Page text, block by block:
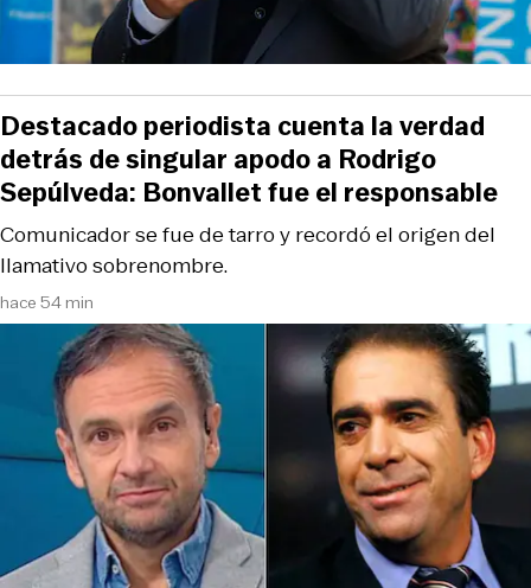
hace 54 min
Comunicador se fue de tarro y recordó el origen del
llamativo sobrenombre.
Destacado periodista cuenta la verdad
detrás de singular apodo a Rodrigo
Sepúlveda: Bonvallet fue el responsable